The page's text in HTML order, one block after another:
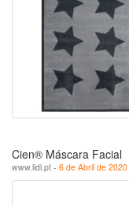
Cien® Máscara Facial
www.lidl.pt - 6 de Abril de 2020